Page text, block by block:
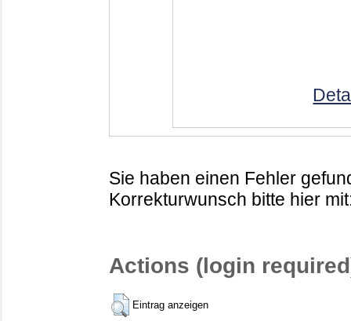
Sie haben einen Fehler
Korrekturwunsch bitte hier
Actions (login
Eintrag anzeigen